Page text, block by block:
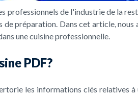
professionnels de l'industrie de la
de préparation. Dans cet article,
une cuisine professionnelle.
PDF?
les informations clés relatives